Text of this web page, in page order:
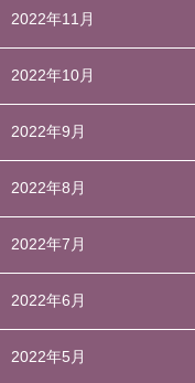
2022年11月
2022年10月
2022年9月
2022年8月
2022年7月
2022年6月
2022年5月